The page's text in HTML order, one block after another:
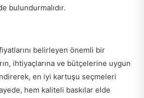
bulundurmalıdır.
belirleyen önemli bir
ihtiyaçlarına ve bütçelerine uygun
en iyi kartuşu seçmeleri
hem kaliteli baskılar elde